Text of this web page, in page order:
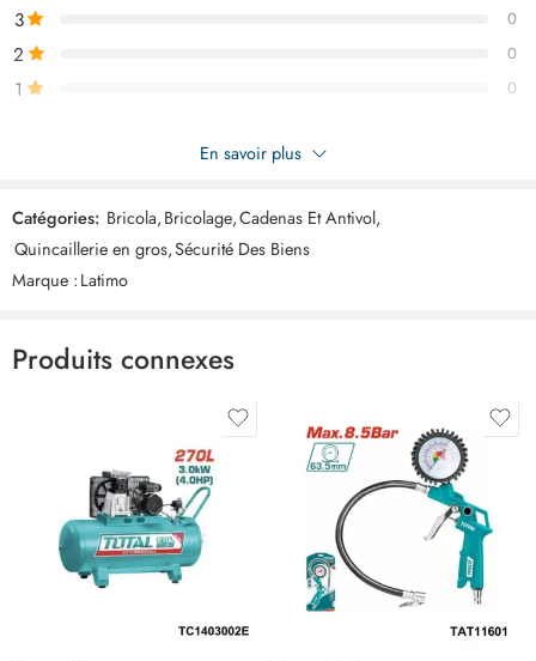
3 0
2 0
1 0
Soyez le premier à donner votre avis sur “Cadenas avec tige
90mm ART02887”
Commentaires
Il n'y a pas encore de critiques.
En savoir plus
Catégories: Bricola,Bricolage,Cadenas Et Antivol,
Quincaillerie en gros,Sécurité Des Biens
Marque :Latimo
Produits connexes